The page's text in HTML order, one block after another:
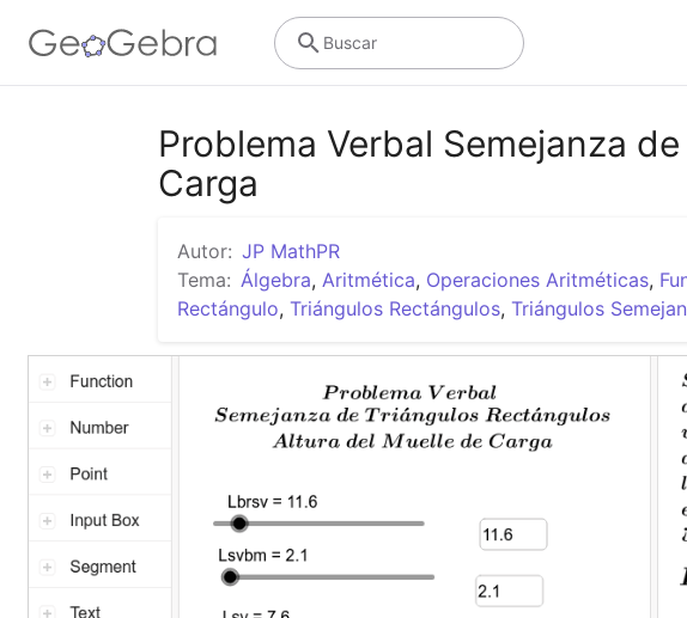
Buscar
Problema Verbal Semejanza
Carga
Autor: JP MathPR
Tema: Álgebra, Aritmética, Operaciones Aritméticas,
Rectángulo, Triángulos Rectángulos, Triángulos